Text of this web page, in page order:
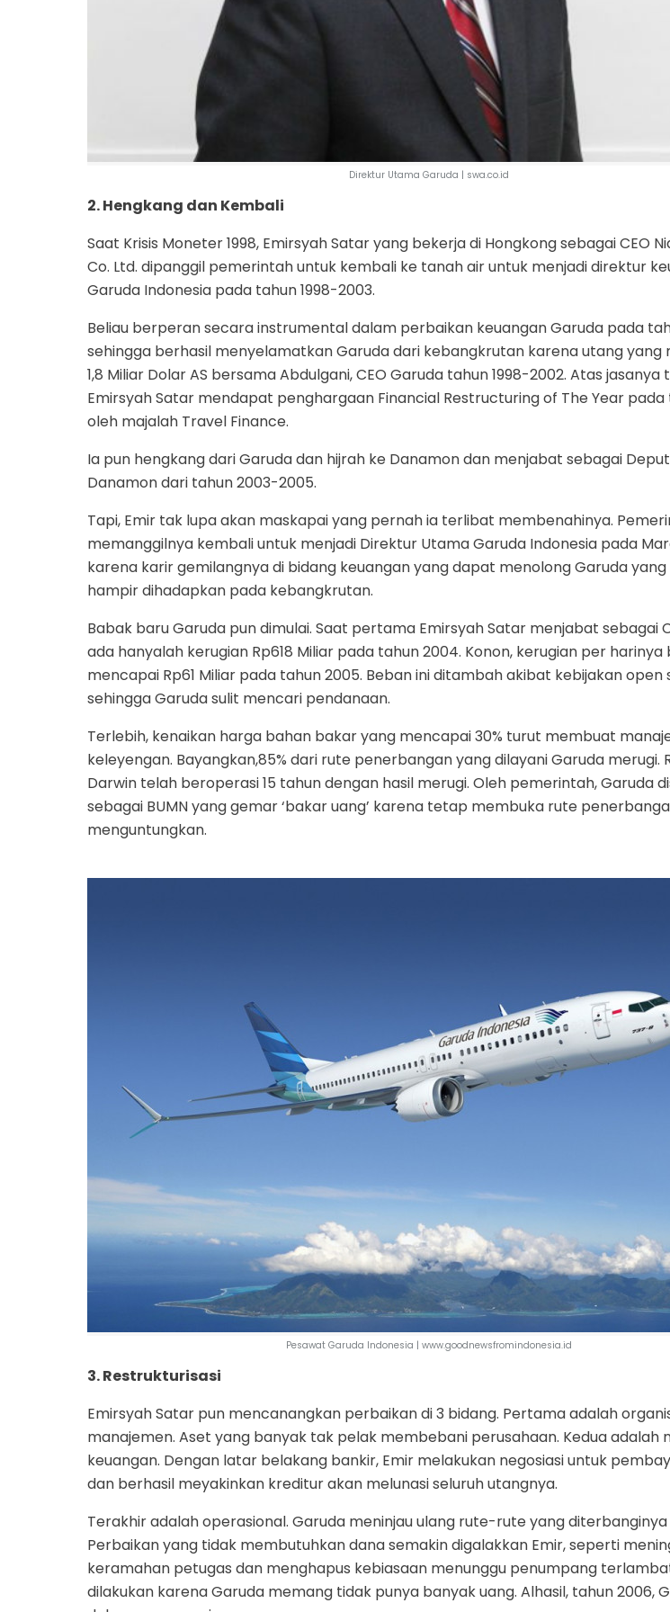
Direktur Utama Garuda | swa.co.id
2. Hengkang dan Kembali
Saat Krisis Moneter 1998, Emirsyah Satar yang bekerja di Hongkong sebagai CEO
Co. Ltd. dipanggil pemerintah untuk kembali ke tanah air untuk menjadi direktur
Garuda Indonesia pada tahun 1998-2003.
Beliau berperan secara instrumental dalam perbaikan keuangan Garuda pada
sehingga berhasil menyelamatkan Garuda dari kebangkrutan karena utang yang
1,8 Miliar Dolar AS bersama Abdulgani, CEO Garuda tahun 1998-2002. Atas jasanya
Emirsyah Satar mendapat penghargaan Financial Restructuring of The Year pada
oleh majalah Travel Finance.
Ia pun hengkang dari Garuda dan hijrah ke Danamon dan menjabat sebagai
Danamon dari tahun 2003-2005.
Tapi, Emir tak lupa akan maskapai yang pernah ia terlibat membenahinya.
memanggilnya kembali untuk menjadi Direktur Utama Garuda Indonesia pada
karena karir gemilangnya di bidang keuangan yang dapat menolong Garuda
hampir dihadapkan pada kebangkrutan.
Babak baru Garuda pun dimulai. Saat pertama Emirsyah Satar menjabat sebagai
ada hanyalah kerugian Rp618 Miliar pada tahun 2004. Konon, kerugian per harinya
mencapai Rp61 Miliar pada tahun 2005. Beban ini ditambah akibat kebijakan open
sehingga Garuda sulit mencari pendanaan.
Terlebih, kenaikan harga bahan bakar yang mencapai 30% turut membuat
keleyengan. Bayangkan,85% dari rute penerbangan yang dilayani Garuda merugi.
Darwin telah beroperasi 15 tahun dengan hasil merugi. Oleh pemerintah, Garuda
sebagai BUMN yang gemar ‘bakar uang’ karena tetap membuka rute
menguntungkan.
Pesawat Garuda Indonesia | www.goodnewsfromindonesia.id
3. Restrukturisasi
Emirsyah Satar pun mencanangkan perbaikan di 3 bidang. Pertama adalah
manajemen. Aset yang banyak tak pelak membebani perusahaan. Kedua adalah
keuangan. Dengan latar belakang bankir, Emir melakukan negosiasi untuk
dan berhasil meyakinkan kreditur akan melunasi seluruh utangnya.
Terakhir adalah operasional. Garuda meninjau ulang rute-rute yang diterbanginya
Perbaikan yang tidak membutuhkan dana semakin digalakkan Emir, seperti
keramahan petugas dan menghapus kebiasaan menunggu penumpang
dilakukan karena Garuda memang tidak punya banyak uang. Alhasil, tahun 2006,